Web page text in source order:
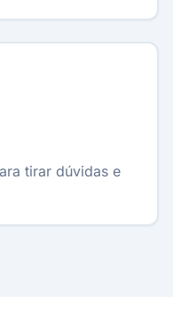
tirar dúvidas e